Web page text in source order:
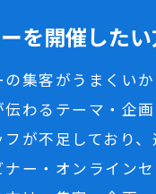
を開催した
の集客がうまくい
わるテーマ・企
が不足しており
ナー・オンライン